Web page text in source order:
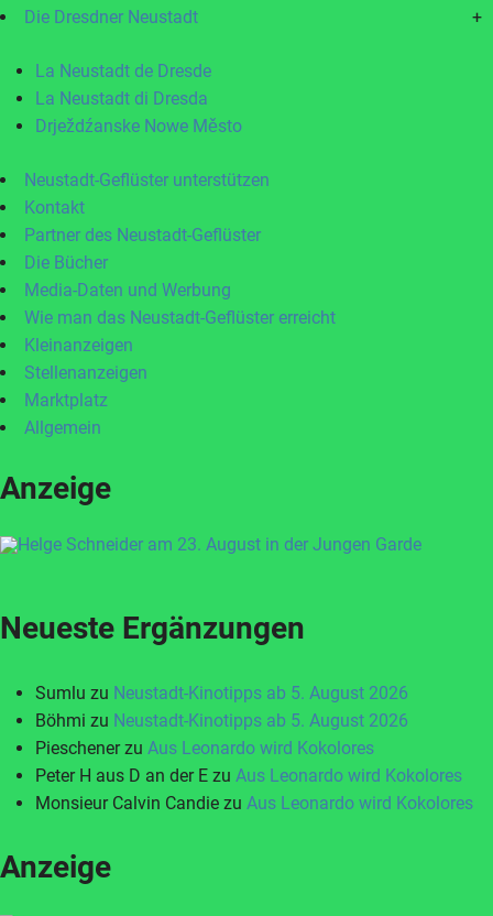
Die Dresdner Neustadt +
La Neustadt de Dresde
La Neustadt di Dresda
Drježdźanske Nowe Město
Neustadt-Geflüster unterstützen
Kontakt
Partner des Neustadt-Geflüster
Die Bücher
Media-Daten und Werbung
Wie man das Neustadt-Geflüster erreicht
Kleinanzeigen
Stellenanzeigen
Marktplatz
Allgemein
Anzeige
Neueste Ergänzungen
Sumlu zu Neustadt-Kinotipps ab 5. August 2026
Böhmi zu Neustadt-Kinotipps ab 5. August 2026
Pieschenerzu Aus Leonardo wird Kokolores
Peter H aus D an der E zu Aus Leonardo wird Kokolores
Monsieur Calvin Candie zu Aus Leonardo wird Kokolores
Anzeige